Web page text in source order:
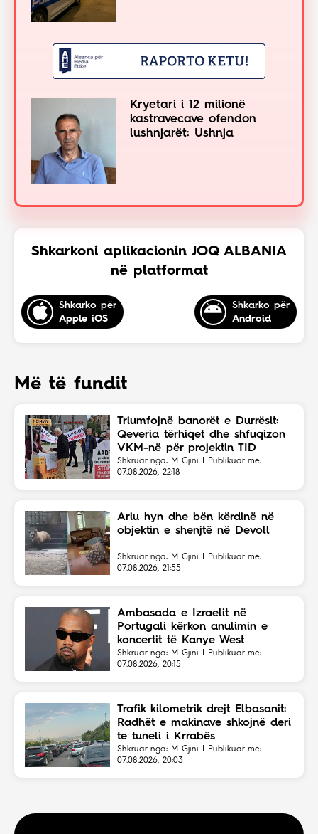
Kryetari i 12 milionë
kastravecave ofendon
lushnjarët: Ushnja
Shkarkoni aplikacionin JOQ ALBANIA
në platformat
Shkarko për
Apple iOS
Shkarko për
Android
Më të fundit
Triumfojnë banorët e Durrësit:
Qeveria tërhiqet dhe shfuqizon
VKM-në për projektin TID
Shkruar nga: M Gjini | Publikuar më:
07.08.2026, 22:18
Ariu hyn dhe bën kërdinë në
objektin e shenjtë në Devoll
Shkruar nga: M Gjini | Publikuar më:
07.08.2026, 21:55
Ambasada e Izraelit në
Portugali kërkon anulimin e
koncertit të Kanye West
Shkruar nga: M Gjini | Publikuar më:
07.08.2026, 20:15
Trafik kilometrik drejt Elbasanit:
Radhët e makinave shkojnë deri
te tuneli i Krrabës
Shkruar nga: M Gjini | Publikuar më:
07.08.2026, 20:03